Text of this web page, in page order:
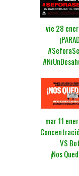
vie 28
mar 11
VS
¡Nos